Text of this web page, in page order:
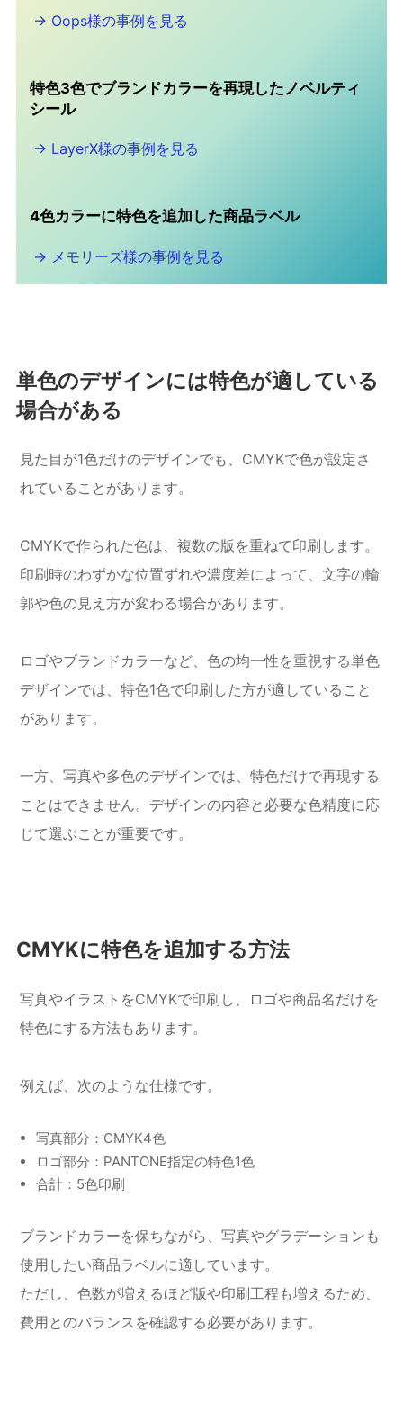
→ Oops様の事例を見る
特色3色でブランドカラーを再現したノベルティ
シール
→ LayerX様の事例を見る
4色カラーに特色を追加した商品ラベル
→ メモリーズ様の事例を見る
単色のデザインには特色が適している
場合がある
見た目が1色だけのデザインでも、CMYKで色が設定さ
れていることがあります。
CMYKで作られた色は、複数の版を重ねて印刷します。
印刷時のわずかな位置ずれや濃度差によって、文字の輪
郭や色の見え方が変わる場合があります。
ロゴやブランドカラーなど、色の均一性を重視する単色
デザインでは、特色1色で印刷した方が適していること
があります。
一方、写真や多色のデザインでは、特色だけで再現する
ことはできません。デザインの内容と必要な色精度に応
じて選ぶことが重要です。
CMYKに特色を追加する方法
写真やイラストをCMYKで印刷し、ロゴや商品名だけを
特色にする方法もあります。
例えば、次のような仕様です。
写真部分：CMYK4色
ロゴ部分：PANTONE指定の特色1色
合計：5色印刷
ブランドカラーを保ちながら、写真やグラデーションも
使用したい商品ラベルに適しています。
ただし、色数が増えるほど版や印刷工程も増えるため、
費用とのバランスを確認する必要があります。